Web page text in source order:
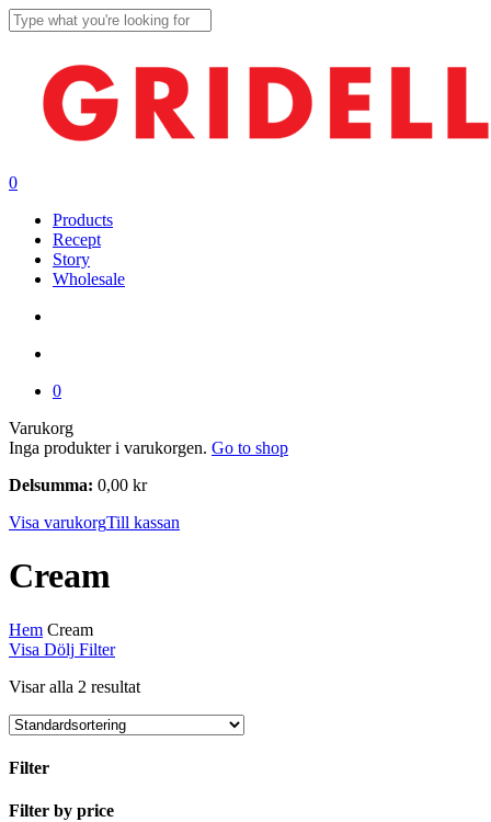
Skip
to
content
search
account
0
Products
Recept
Story
Wholesale
0
VarukorgClose
Cart
Inga produkter i varukorgen. Go to shop
Delsumma: 0,00 kr
Visa varukorgTill kassan
Cream
Hem Cream
Visa Dölj Filter
Visar alla 2 resultat
Filter
Close
Filter by price